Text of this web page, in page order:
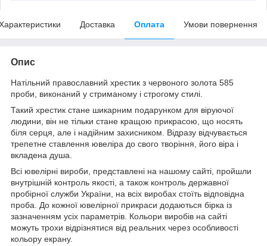
Доставка Оплата Умови повернення
Опис
Натільний православний хрестик з червоного золота 585
проби, виконаний у стриманому і строгому стилі.
Такий хрестик стане шикарним подарунком для віруючої
людини, він не тільки стане кращою прикрасою, що носять
біля серця, але і надійним захисником. Відразу відчувається
трепетне ставлення ювеліра до свого творіння, його віра і
вкладена душа.
Всі ювелірні вироби, представлені на нашому сайті, пройшли
внутрішній контроль якості, а також контроль державної
пробірної служби України, на всіх виробах стоїть відповідна
проба. До кожної ювелірної прикраси додаються бірка із
зазначенням усіх параметрів. Кольори виробів на сайті
можуть трохи відрізнятися від реальних через особливості
кольору екрану.